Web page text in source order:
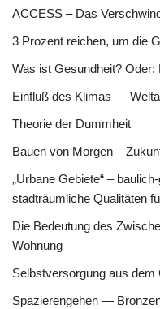
ACCESS – Das
3 Prozent reichen, um die
Was ist Gesundheit?
Einfluß des Klimas —
Theorie der Dummheit
Bauen von Morgen –
„Urbane Gebiete“ –
stadträumliche Qualitäten
Die Bedeutung des
Wohnung
Selbstversorgung aus dem
Spazierengehen —